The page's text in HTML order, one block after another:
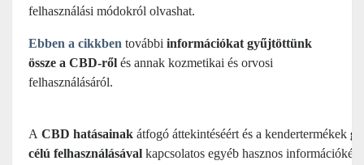
felhasználási módokról olvashat.
Ebben a cikkben további információkat gyűjtöttünk
össze a CBD-ről és annak kozmetikai és orvosi
felhasználásáról.
A CBD hatásainak átfogó áttekintéséért és a kendertermékek
célú felhasználásával kapcsolatos egyéb hasznos